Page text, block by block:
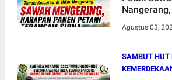
Agustus 03,
SAMBUT HUT